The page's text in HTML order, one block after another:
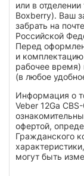
или в
Boxberry). Ваш
забрать на
Российской
Перед
и
рабочее время)
(в любое
Информация о
Veber 12Ga
офертой,
Гражданского
могут быть